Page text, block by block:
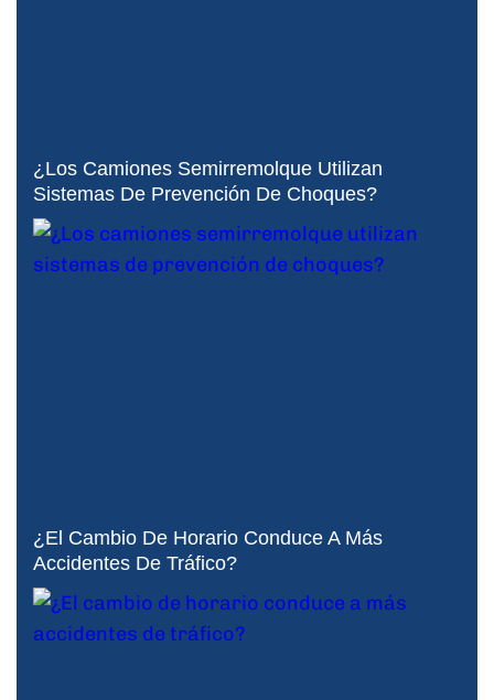
¿Los Camiones Semirremolque Utilizan
Sistemas De Prevención De Choques?
¿El Cambio De Horario Conduce A Más
Accidentes De Tráfico?